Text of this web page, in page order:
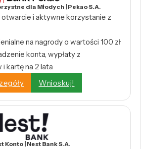
dla Młodych | Pekao S.A.
otwarcie i aktywne korzystanie z
na nagrody o wartości 100 zł
konta, wypłaty z
kartę na 2 lata
Wnioskuj!
Konto | Nest Bank S.A.